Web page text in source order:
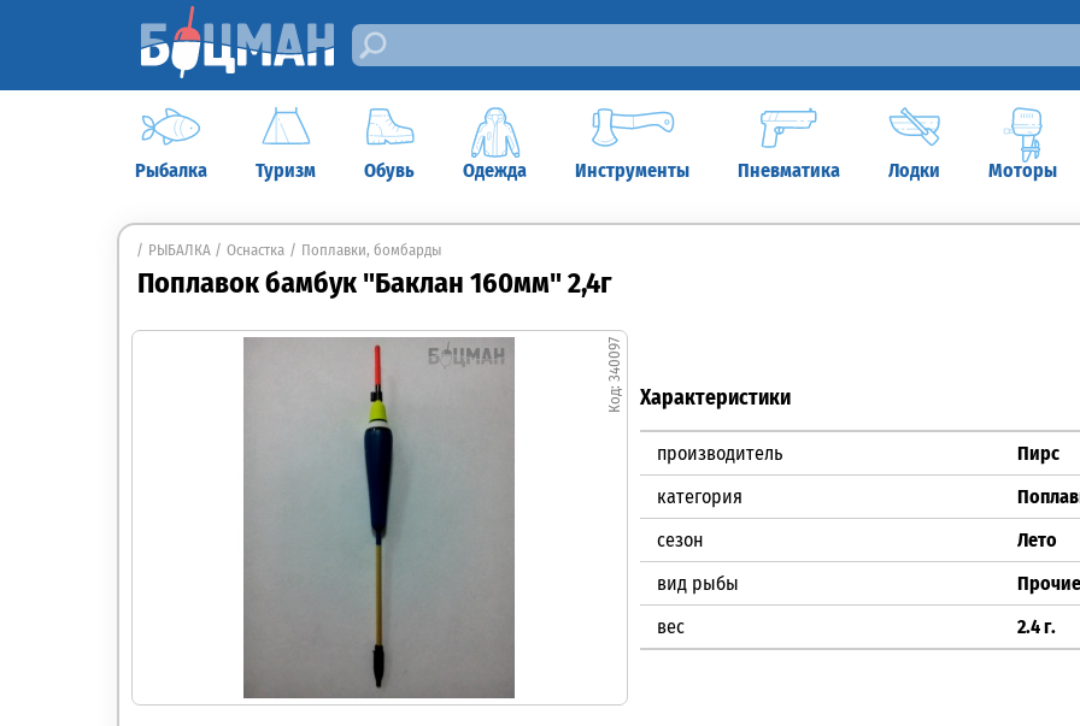
Рыбалка Туризм Обувь Одежда Инструменты Пневматика Лодки Моторы
РЫБАЛКА Оснастка Поплавки, бомбарды
Поплавок бамбук "Баклан 160мм" 2,4г
340097
Характеристики
производитель
Пирс
категория
сезон
Лето
вид рыбы
вес
2.4 г.